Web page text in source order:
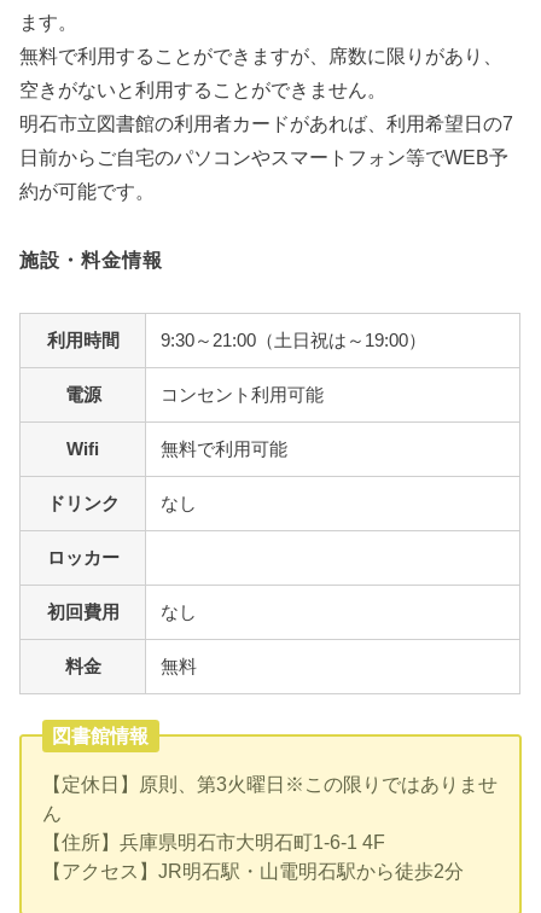
ます。
無料で利用することができますが、席数に限りがあり、
空きがないと利用することができません。
明石市立図書館の利用者カードがあれば、利用希望日の7
日前からご自宅のパソコンやスマートフォン等でWEB予
約が可能です。
施設・料金情報
利用時間 9:30～21:00（土日祝は～19:00）
電源 コンセント利用可能
Wifi 無料で利用可能
ドリンク なし
ロッカー
初回費用 なし
料金 無料
図書館情報
【定休日】原則、第3火曜日※この限りではありませ
ん
【住所】兵庫県明石市大明石町1-6-1 4F
【アクセス】JR明石駅・山電明石駅から徒歩2分